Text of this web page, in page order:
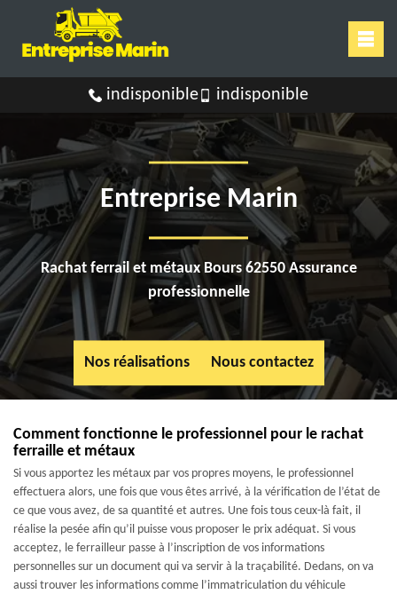
indisponible indisponible
Entreprise Marin
Rachat ferrail et métaux Bours 62550 Assurance
professionnelle
Nos réalisations Nous contactez
Comment fonctionne le professionnel pour le rachat
ferraille et métaux
Si vous apportez les métaux par vos propres moyens, le professionnel
effectuera alors, une fois que vous êtes arrivé, à la vérification de l’état de
ce que vous avez, de sa quantité et autres. Une fois tous ceux-là fait, il
réalise la pesée afin qu’il puisse vous proposer le prix adéquat. Si vous
acceptez, le ferrailleur passe à l’inscription de vos informations
personnelles sur un document qui va servir à la traçabilité. Dedans, on va
aussi trouver les informations comme l’immatriculation du véhicule